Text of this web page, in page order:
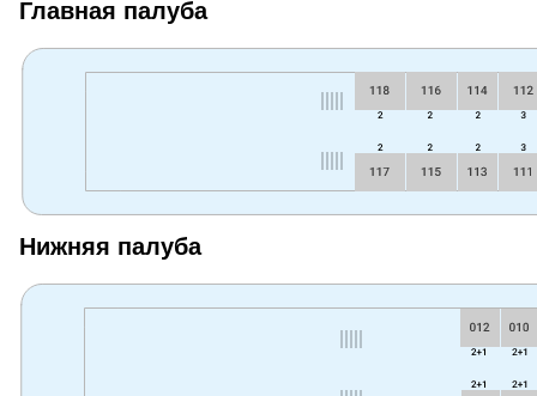
Главная палуба
Нижняя палуба